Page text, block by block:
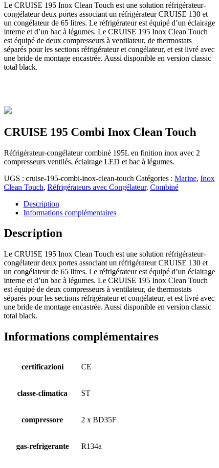
Le CRUISE 195 Inox Clean Touch est une solution réfrigérateur-
congélateur deux portes associant un réfrigérateur CRUISE 130 et
un congélateur de 65 litres. Le réfrigérateur est équipé d’un éclairage
interne et d’un bac à légumes. Le CRUISE 195 Inox Clean Touch
est équipé de deux compresseurs à ventilateur, de thermostats
séparés pour les sections réfrigérateur et congélateur, et est livré avec
une bride de montage encastrée. Aussi disponible en version classic
total black.
CRUISE 195 Combi Inox Clean Touch
Réfrigérateur-congélateur combiné 195L en finition inox avec 2
compresseurs ventilés, éclairage LED et bac à légumes.
UGS : cruise-195-combi-inox-clean-touch Catégories : Marine, Inox
Clean Touch, Réfrigérateurs avec Congélateur, Combiné
Description
Informations complémentaires
Description
Le CRUISE 195 Inox Clean Touch est une solution réfrigérateur-
congélateur deux portes associant un réfrigérateur CRUISE 130 et
un congélateur de 65 litres. Le réfrigérateur est équipé d’un éclairage
interne et d’un bac à légumes. Le CRUISE 195 Inox Clean Touch
est équipé de deux compresseurs à ventilateur, de thermostats
séparés pour les sections réfrigérateur et congélateur, et est livré avec
une bride de montage encastrée. Aussi disponible en version classic
total black.
Informations complémentaires
certificazioni CE
classe-climatica ST
compressore 2 x BD35F
gas-refrigerante R134a